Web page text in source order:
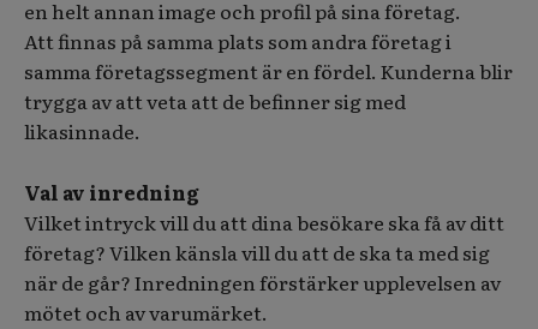
en helt annan image och profil på sina företag.
Att finnas på samma plats som andra företag i
samma företagssegment är en fördel. Kunderna blir
trygga av att veta att de befinner sig med
likasinnade.
Val av inredning
Vilket intryck vill du att dina besökare ska få av ditt
företag? Vilken känsla vill du att de ska ta med sig
när de går? Inredningen förstärker upplevelsen av
mötet och av varumärket.